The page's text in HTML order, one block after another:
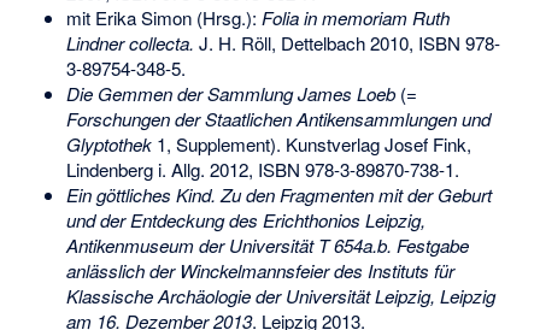
mit Erika Simon (Hrsg.): Folia in memoriam Ruth
Lindner collecta. J. H. Röll, Dettelbach 2010, ISBN 978-
3-89754-348-5.
Die Gemmen der Sammlung James Loeb(=
Forschungen der Staatlichen Antikensammlungen und
Glyptothek1, Supplement). Kunstverlag Josef Fink,
Lindenberg i. Allg. 2012, ISBN 978-3-89870-738-1.
Ein göttliches Kind. Zu den Fragmenten mit der Geburt
und der Entdeckung des Erichthonios Leipzig,
Antikenmuseum der Universität T 654a.b. Festgabe
anlässlich der Winckelmannsfeier des Instituts für
Klassische Archäologie der Universität Leipzig, Leipzig
am 16. Dezember 2013. Leipzig 2013.